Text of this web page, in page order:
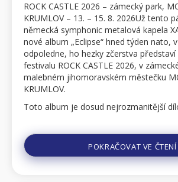
ROCK CASTLE 2026 – zámecký park,
KRUMLOV – 13. – 15. 8. 2026Už tento
německá symphonic metalová kapela
nové album „Eclipse“ hned týden nato,
odpoledne, ho hezky zčerstva představí
festivalu ROCK CASTLE 2026, v
malebném jihomoravském městečku
KRUMLOV.
Toto album je dosud nejrozmanitější
dramatická a poutavá ces...
POKRAČOVAT VE ČTENÍ